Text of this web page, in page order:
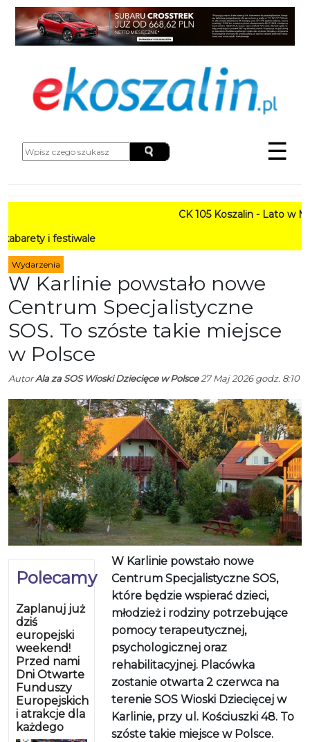
☰
CK 105 Koszalin - Lato w Mieście
Wydarzenia
W Karlinie powstało nowe
Centrum Specjalistyczne
SOS. To szóste takie miejsce
w Polsce
AutorAla za SOS Wioski Dziecięce w Polsce27 Maj 2026 godz. 8:10
Polecamy
Zaplanuj już
dziś
europejski
weekend!
Przed nami
Dni Otwarte
Funduszy
Europejskich
i atrakcje dla
każdego
W Karlinie powstało nowe
Centrum Specjalistyczne SOS,
które będzie wspierać dzieci,
młodzież i rodziny potrzebujące
pomocy terapeutycznej,
psychologicznej oraz
rehabilitacyjnej. Placówka
zostanie otwarta 2 czerwca na
terenie SOS Wioski Dziecięcej w
Karlinie, przy ul. Kościuszki 48. To
szóste takie miejsce w Polsce.